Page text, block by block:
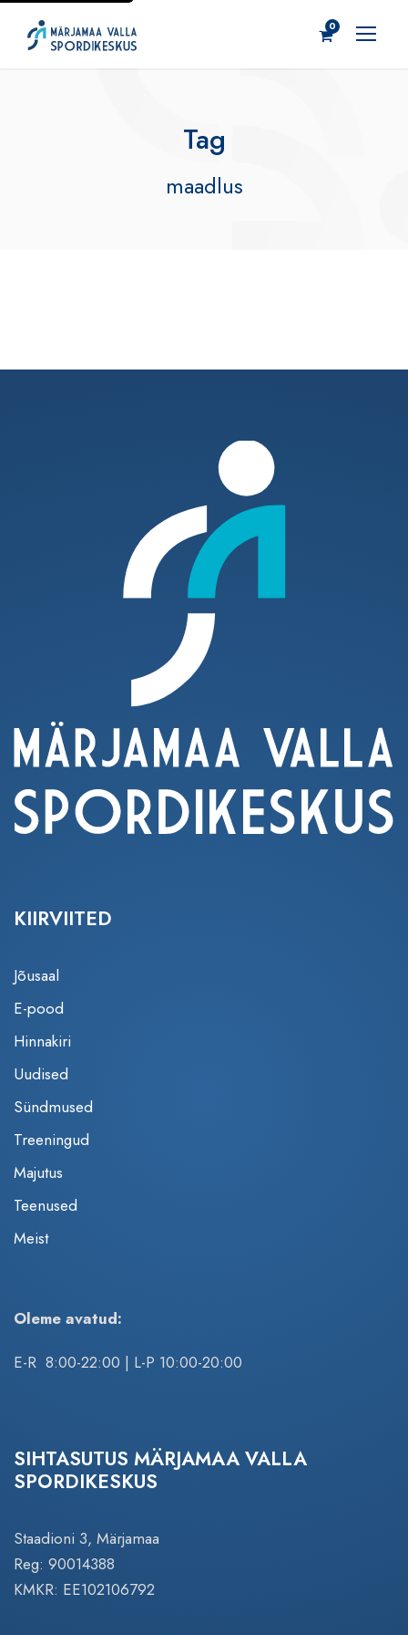
0
Tag
maadlus
KIIRVIITED
Jõusaal
E-pood
Hinnakiri
Uudised
Sündmused
Treeningud
Majutus
Teenused
Meist
Oleme avatud:
E-R 8:00-22:00 | L-P 10:00-20:00
SIHTASUTUS MÄRJAMAA VALLA
SPORDIKESKUS
Staadioni 3, Märjamaa
Reg: 90014388
KMKR: EE102106792